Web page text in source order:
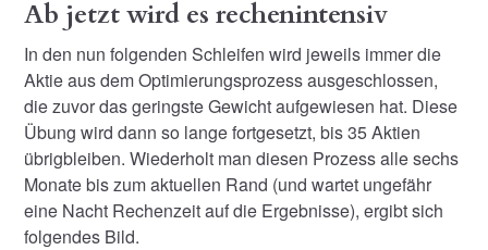
Ab jetzt wird es rechenintensiv
In den nun folgenden Schleifen wird jeweils immer die
Aktie aus dem Optimierungsprozess ausgeschlossen,
die zuvor das geringste Gewicht aufgewiesen hat. Diese
Übung wird dann so lange fortgesetzt, bis 35 Aktien
übrigbleiben. Wiederholt man diesen Prozess alle sechs
Monate bis zum aktuellen Rand (und wartet ungefähr
eine Nacht Rechenzeit auf die Ergebnisse), ergibt sich
folgendes Bild.